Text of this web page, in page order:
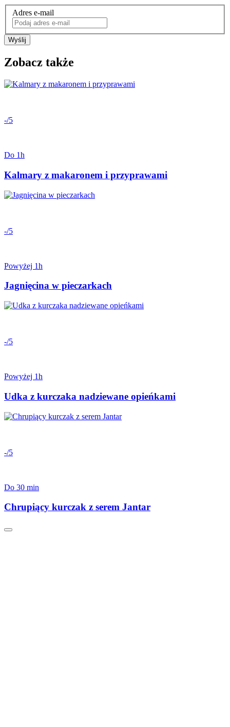
Adres e-mail
Wyślij
Zobacz także
-/5
Do 1h
Kalmary z makaronem i przyprawami
-/5
Powyżej 1h
Jagnięcina w pieczarkach
-/5
Powyżej 1h
Udka z kurczaka nadziewane opieńkami
-/5
Do 30 min
Chrupiący kurczak z serem Jantar